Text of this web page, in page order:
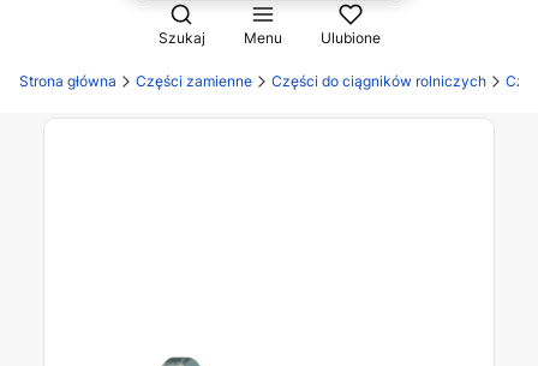
Otwórz wyszukiwarkę
Szukaj Menu Ulubione
Strona główna Części zamienne Części do ciągników rolniczych